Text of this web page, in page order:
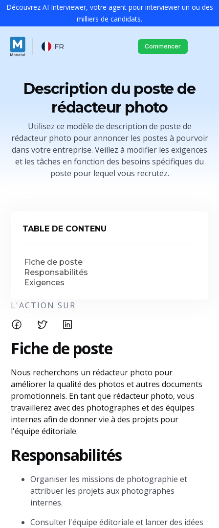
Découvrez AI Interviewer, votre agent pour interviewer un ou des
milliers de candidats.
FR Commencer
Description du poste de
rédacteur photo
Utilisez ce modèle de description de poste de
rédacteur photo pour annoncer les postes à pourvoir
dans votre entreprise. Veillez à modifier les exigences
et les tâches en fonction des besoins spécifiques du
poste pour lequel vous recrutez.
TABLE DE CONTENU
Fiche de poste
Responsabilités
Exigences
L'ACTION SUR
Fiche de poste
Nous recherchons un rédacteur photo pour
améliorer la qualité des photos et autres documents
promotionnels. En tant que rédacteur photo, vous
travaillerez avec des photographes et des équipes
internes afin de donner vie à des projets pour
l'équipe éditoriale.
Responsabilités
Organiser les missions de photographie et
attribuer les projets aux photographes
internes.
Consulter l'équipe éditoriale et lancer des idées